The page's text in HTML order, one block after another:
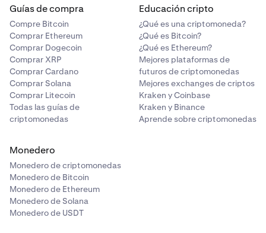
Guías de compra
Compre Bitcoin
Comprar Ethereum
Comprar Dogecoin
Comprar XRP
Comprar Cardano
Comprar Solana
Comprar Litecoin
Todas las guías de
criptomonedas
Educación cripto
¿Qué es una criptomoneda?
¿Qué es Bitcoin?
¿Qué es Ethereum?
Mejores plataformas de
futuros de criptomonedas
Mejores exchanges de criptos
Kraken y Coinbase
Kraken y Binance
Aprende sobre criptomonedas
Monedero
Monedero de criptomonedas
Monedero de Bitcoin
Monedero de Ethereum
Monedero de Solana
Monedero de USDT